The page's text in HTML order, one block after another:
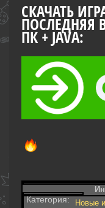
СКАЧАТЬ
ПОСЛЕДНЯЯ
ПК + JAVA:
Категория: Новые